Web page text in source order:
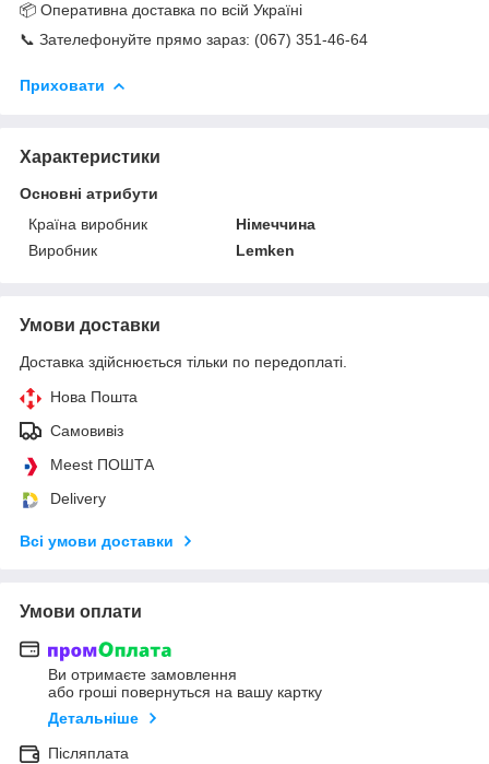
📦 Оперативна доставка по всій Україні
📞 Зателефонуйте прямо зараз: (067) 351-46-64
Приховати
Характеристики
Основні атрибути
Країна виробник
Німеччина
Виробник
Lemken
Умови доставки
Доставка здійснюється тільки по передоплаті.
Нова Пошта
Самовивіз
Meest ПОШТА
Delivery
Всі умови доставки
Умови оплати
Ви отримаєте замовлення
або гроші повернуться на вашу картку
Детальніше
Післяплата